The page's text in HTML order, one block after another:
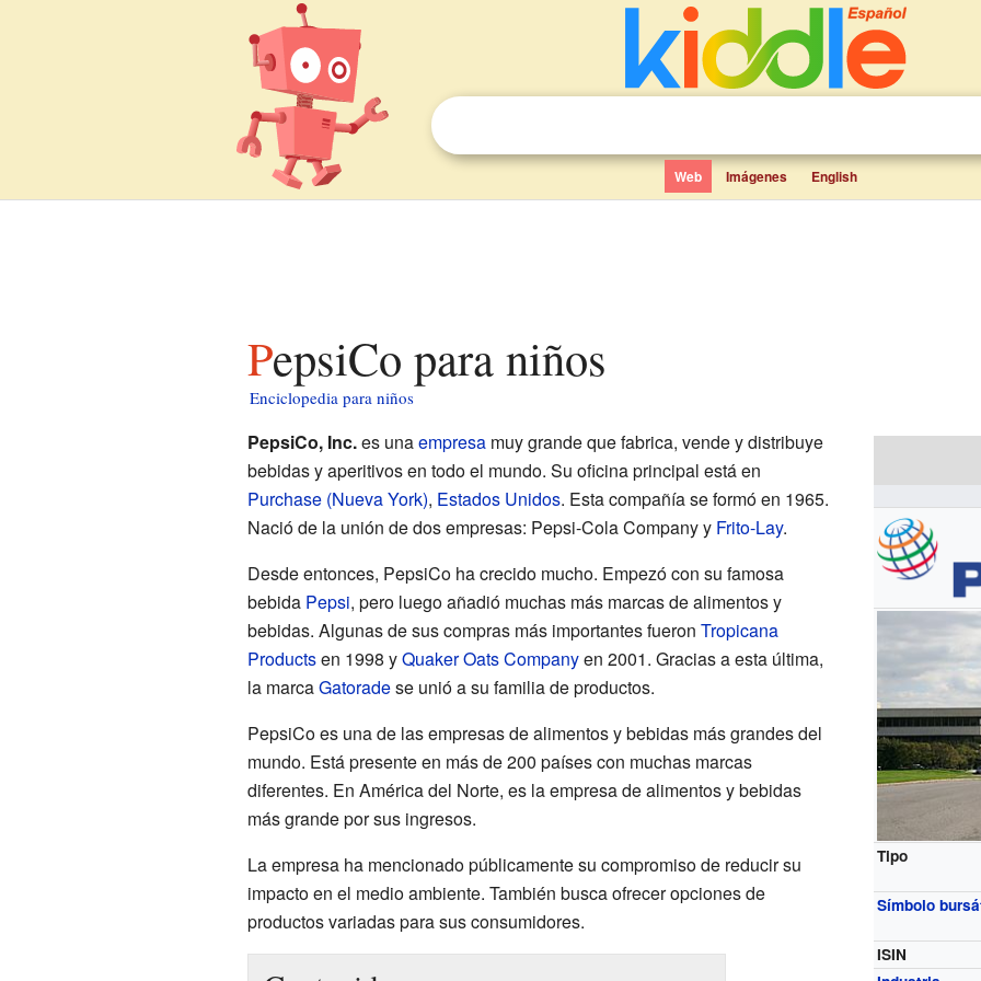
Web Imágenes English
PepsiCo para niños
Enciclopedia para niños
Tipo
Símbolo
ISIN
PepsiCo, Inc.es unaempresamuy grande que fabrica, vende y distribuye
bebidas y aperitivos en todo el mundo. Su oficina principal está en
Purchase (Nueva York), Estados Unidos. Esta compañía se formó en 1965.
Nació de la unión de dos empresas: Pepsi-Cola Company y Frito-Lay.
Desde entonces, PepsiCo ha crecido mucho. Empezó con su famosa
bebida Pepsi, pero luego añadió muchas más marcas de alimentos y
bebidas. Algunas de sus compras más importantes fueron Tropicana
Productsen 1998 yQuaker Oats Companyen 2001. Gracias a esta última,
la marcaGatoradese unió a su familia de productos.
PepsiCo es una de las empresas de alimentos y bebidas más grandes del
mundo. Está presente en más de 200 países con muchas marcas
diferentes. En América del Norte, es la empresa de alimentos y bebidas
más grande por sus ingresos.
La empresa ha mencionado públicamente su compromiso de reducir su
impacto en el medio ambiente. También busca ofrecer opciones de
productos variadas para sus consumidores.